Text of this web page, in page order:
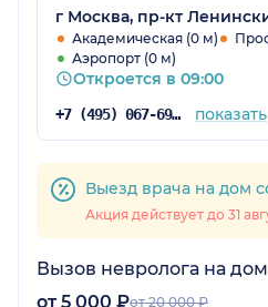
коррекцию, детально и
каждый этап и момент
Александровна
и очень располагает к
Надеюсь, что
г Москва, пр-кт
Академическая (0 м)
Аэропорт (0 м)
Откроется в 09:00
+7 (495) 067-69-20 показать
Выезд врача на дом
Акция действует до 31
Вызов невролога на дом
от 5 000 ₽от 20 000 ₽